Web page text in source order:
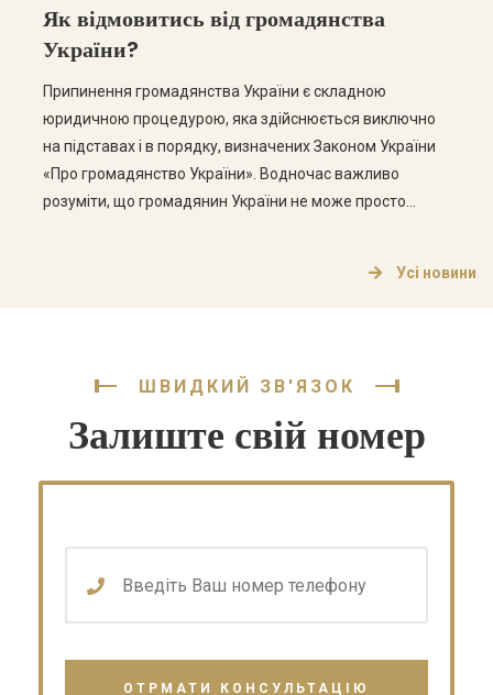
процедури, адже від цього залежить успішність […]
Як відмовитись від громадянства
України?
Припинення громадянства України є складною
юридичною процедурою, яка здійснюється виключно
на підставах і в порядку, визначених Законом України
«Про громадянство України». Водночас важливо
розуміти, що громадянин України не може просто
умовам. У цій статті розглянемо, хто може припинити
Усі новини
ШВИДКИЙ ЗВ'ЯЗОК
Залиште свій номер